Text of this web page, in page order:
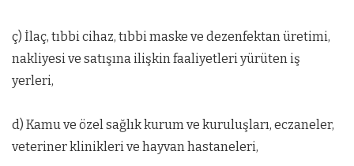
ç) İlaç, tıbbi cihaz, tıbbi maske ve dezenfektan üretimi,
nakliyesi ve satışına ilişkin faaliyetleri yürüten iş
yerleri,
d) Kamu ve özel sağlık kurum ve kuruluşları, eczaneler,
veteriner klinikleri ve hayvan hastaneleri,